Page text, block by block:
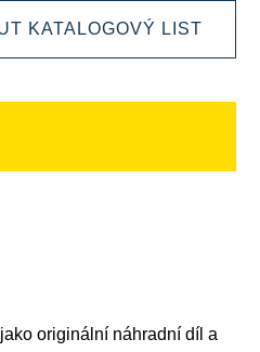
KATALOGOVÝ LIST
originální náhradní díl a